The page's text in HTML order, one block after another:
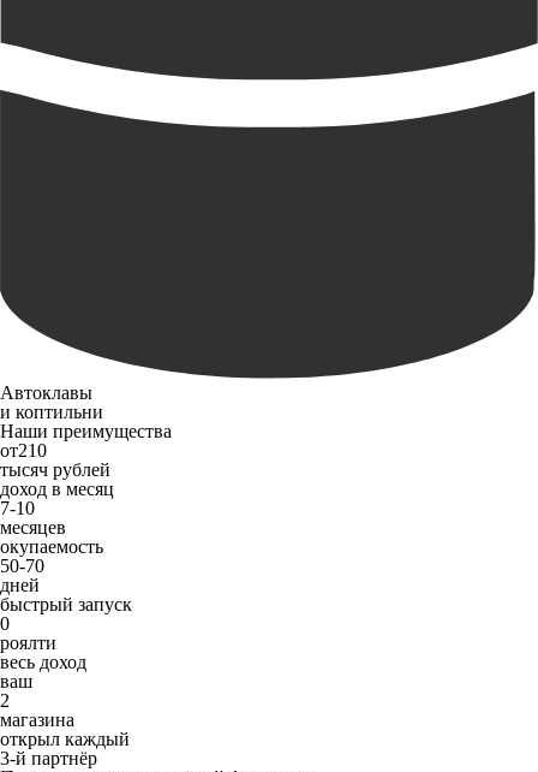
Автоклавы
и коптильни
Наши преимущества
от210
тысяч рублей
доход в месяц
7-10
месяцев
окупаемость
50-70
дней
быстрый запуск
0
роялти
весь доход
ваш
2
магазина
открыл каждый
3-й партнёр